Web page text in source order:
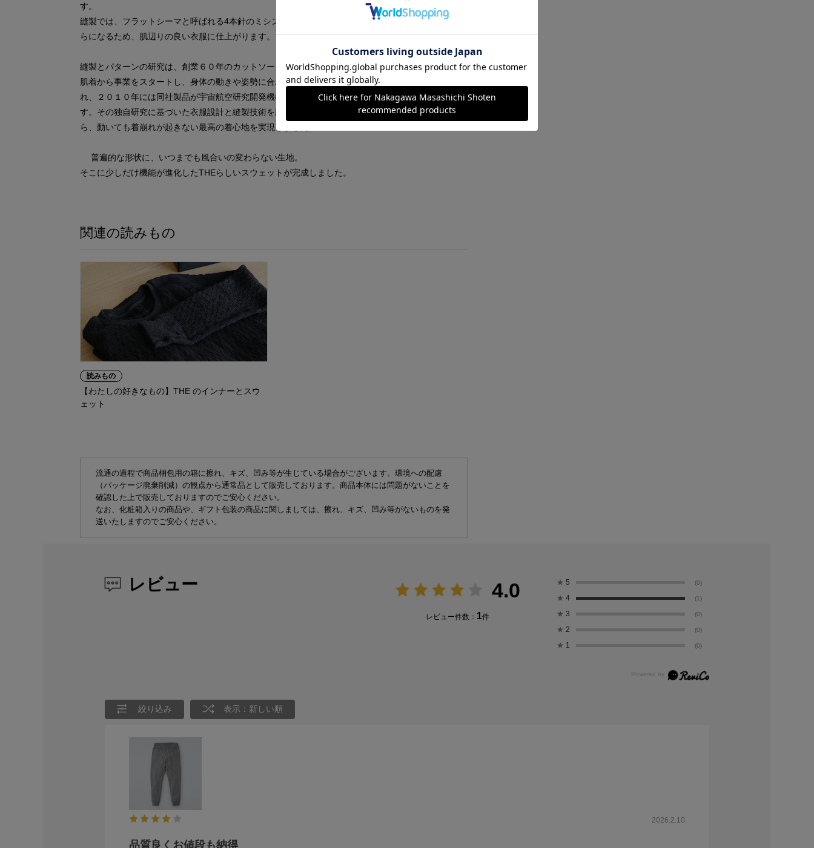
す。
縫製では、フラットシーマと呼ばれる4本針のミシンを採用。縫い目（シーマ）に生地の端が出ず、平
らになるため、肌辺りの良い衣服に仕上がります。
縫製とパターンの研究は、創業６０年のカットソーメーカーである丸和繊維工業株式会社。
肌着から事業をスタートし、身体の動きや姿勢に合わせた独自のパターン研究と縫製技術が評価さ
れ、２０１０年には同社製品が宇宙航空研究開発機構（JAXA）の宇宙船内被服にも選定されていま
す。その独自研究に基づいた衣服設計と縫製技術を応用し、見た目はベーシックな形状でありなが
ら、動いても着崩れが起きない最高の着心地を実現しました。
普遍的な形状に、いつまでも風合いの変わらない生地。
そこに少しだけ機能が進化したTHEらしいスウェットが完成しました。
関連の読みもの
読みもの
【わたしの好きなもの】THE のインナーとスウ
ェット
流通の過程で商品梱包用の箱に擦れ、キズ、凹み等が生じている場合がございます。環境への配慮
（パッケージ廃棄削減）の観点から通常品として販売しております。商品本体には問題がないことを
確認した上で販売しておりますのでご安心ください。
なお、化粧箱入りの商品や、ギフト包装の商品に関しましては、擦れ、キズ、凹み等がないものを発
送いたしますのでご安心ください。
レビュー 4.0
レビュー件数： 1件
★ 5 (0)
★ 4 (1)
★ 3 (0)
★ 2 (0)
★ 1 (0)
絞り込み 表示：新しい順
2026.2.10
品質良くお値段も納得